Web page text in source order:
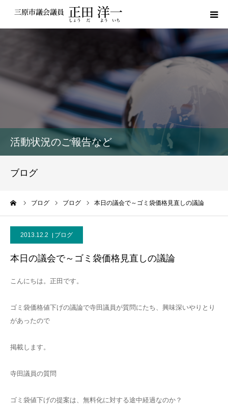
活動状況のご報告など
ブログ
ブログ ブログ 本日の議会で～ゴミ袋価格見直しの議論
2013.12.2 ブログ
本日の議会で～ゴミ袋価格見直しの議論
こんにちは。正田です。
ゴミ袋価格値下げの議論で寺田議員が質問にたち、興味深いやりとり
があったので
掲載します。
寺田議員の質問
ゴミ袋値下げの提案は、無料化に対する途中経過なのか？
議員レポート
お問い合わせ